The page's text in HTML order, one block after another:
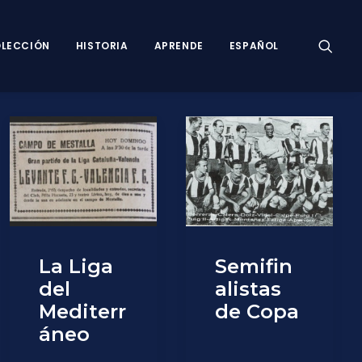
HISTORIA APRENDE ESPAÑOL
La Liga
del
Mediterr
áneo
Semifin
alistas
de Copa